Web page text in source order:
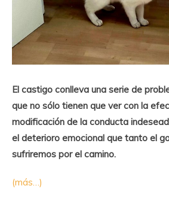
El castigo conlleva una serie de
que no sólo tienen que ver con la
modificación de la conducta
el deterioro emocional que tanto el
sufriremos por el camino.
(más…)